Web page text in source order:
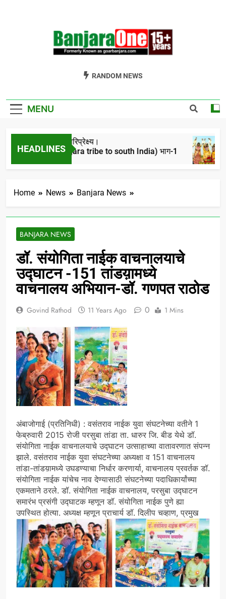
Welcome To
GoarBanjara.com
RANDOM NEWS
MENU
HEADLINES
का ऐतिहासिक परिप्रेक्ष्य।
of banjara tribe to south India) भाग-1
Ago
Home News Banjara News
BANJARA NEWS
डॉ. संयोगिता नाईक वाचनालयाचे
उद्घाटन -151 तांडय़ामध्ये
वाचनालय अभियान-डॉ. गणपत राठोड
Govind Rathod 11 Years Ago 0 1 Mins
अंबाजोगाई (प्रतिनिधी) : वसंतराव नाईक युवा संघटनेच्या वतीने 1
फेब्रुवारी 2015 रोजी परसुबा तांडा ता. धारुर जि. बीड येथे डॉ.
संयोगिता नाईक वाचनालयाचे उद्घाटन उत्साहाच्या वातावरणात संपन्न
झाले. वसंतराव नाईक युवा संघटनेच्या अध्यक्षा व 151 वाचनालय
तांडा-तांडय़ामध्ये उघडण्याचा निर्धार करणार्या, वाचनालय प्रवर्तक डॉ.
संयोगिता नाईक यांचेच नाव देण्यासाठी संघटनेच्या पदाधिकार्यांच्या
एकमताने ठरले. डॉ. संयोगिता नाईक वाचनालय, परसुबा उद्घाटन
समारंभ प्रसंगी उद्घाटक म्हणून डॉ. संयोगिता नाईक पुणे ह्या
उपस्थित होत्या. अध्यक्ष म्हणून प्राचार्य डॉ. दिलीप चव्हाण, प्रमुख